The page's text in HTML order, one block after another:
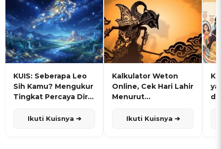
KUIS: Seberapa Leo
Sih Kamu? Mengukur
Tingkat Percaya Diri
Ikuti Kuisnya ➔
Kalkulator Weton
Online, Cek Hari Lahir
Menurut
Ikuti Kuisnya ➔